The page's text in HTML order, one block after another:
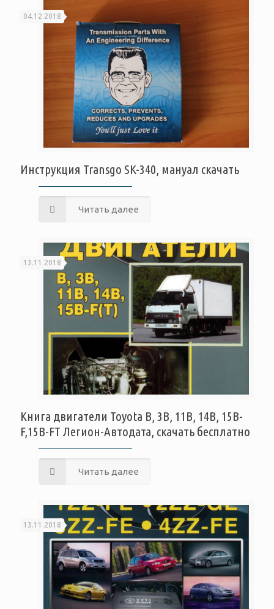
04.12.2018
Инструкция Transgo SK-340, мануал скачать
Читать далее
13.11.2018
Книга двигатели Toyota B, 3B, 11B, 14B, 15B-
F,15B-FT Легион-Автодата, скачать бесплатно
Читать далее
13.11.2018